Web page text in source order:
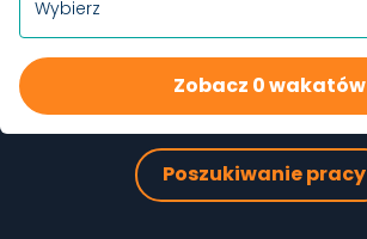
Zobacz 0 wakatów
Poszukiwanie pracy